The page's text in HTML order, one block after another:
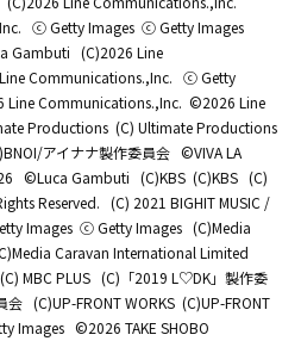
ⓒ Getty Images ⓒ Getty Images
Gambuti (C)2026 Line
Communications.,Inc. ⓒ Getty
Line Communications.,Inc. ©2026 Line
Productions (C) Ultimate Productions
アイナナ製作委員会 ©️VIVA LA
©Luca Gambuti (C)KBS (C)KBS (C)
Reserved. (C) 2021 BIGHIT MUSIC /
Images ⓒ Getty Images (C)Media
Caravan International Limited
(C) MBC PLUS (C)「2019 L♡DK」製作委
会 (C)UP-FRONT WORKS (C)UP-FRONT
Images ©2026 TAKE SHOBO